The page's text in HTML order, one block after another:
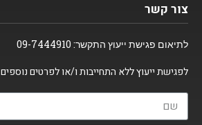
צור קשר
לתיאום פגישת ייעוץ התקשר:
לפגישת ייעוץ ללא התחייבות ו/או לפרטים נוספים